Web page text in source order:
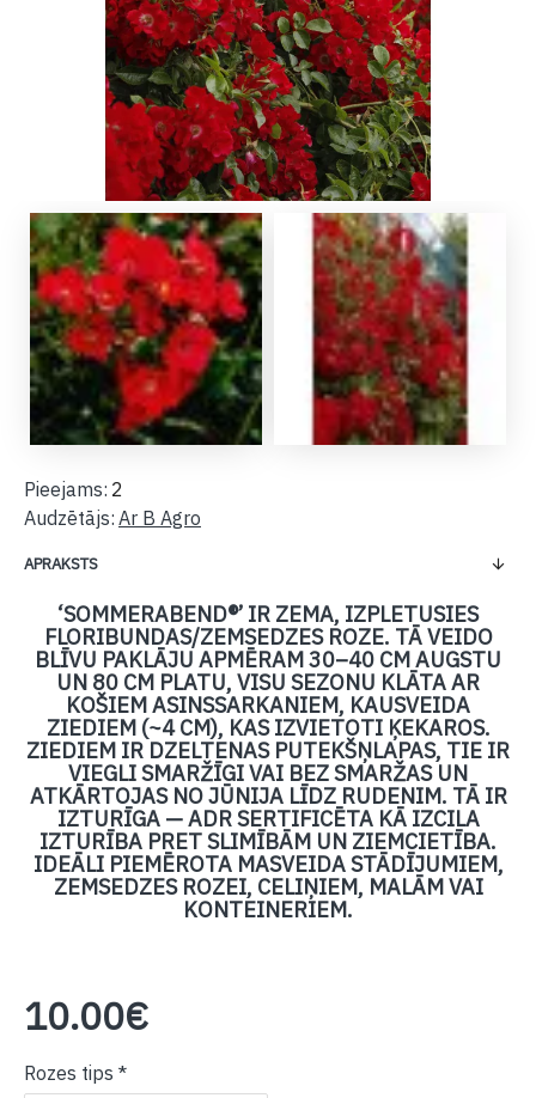
APRAKSTS
‘SOMMERABEND®’ IR ZEMA, IZPLETUSIES
FLORIBUNDAS/ZEMSEDZES ROZE. TĀ VEIDO
BLĪVU PAKLĀJU APMĒRAM 30–40 CM AUGSTU
UN 80 CM PLATU, VISU SEZONU KLĀTA AR
KOŠIEM ASINSSARKANIEM, KAUSVEIDA
ZIEDIEM (~4 CM), KAS IZVIETOTI ĶEKAROS.
ZIEDIEM IR DZELTENAS PUTEKŠŅLAPAS, TIE IR
VIEGLI SMARŽĪGI VAI BEZ SMARŽAS UN
ATKĀRTOJAS NO JŪNIJA LĪDZ RUDENIM. TĀ IR
IZTURĪGA — ADR SERTIFICĒTA KĀ IZCILA
IZTURĪBA PRET SLIMĪBĀM UN ZIEMCIETĪBA.
IDEĀLI PIEMĒROTA MASVEIDA STĀDĪJUMIEM,
ZEMSEDZES ROZEI, CELIŅIEM, MALĀM VAI
KONTEINERIEM.
Pieejams: 2
Audzētājs: Ar B Agro
10.00€
Rozes tips